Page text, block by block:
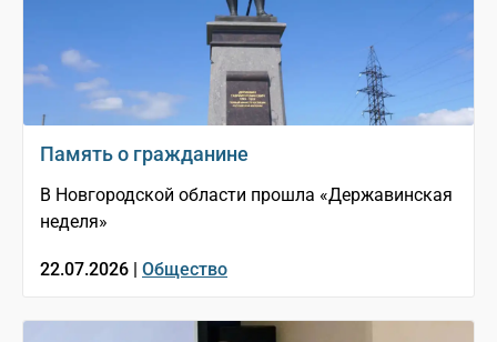
Память о гражданине
В Новгородской области прошла «Державинская
неделя»
22.07.2026 | Общество